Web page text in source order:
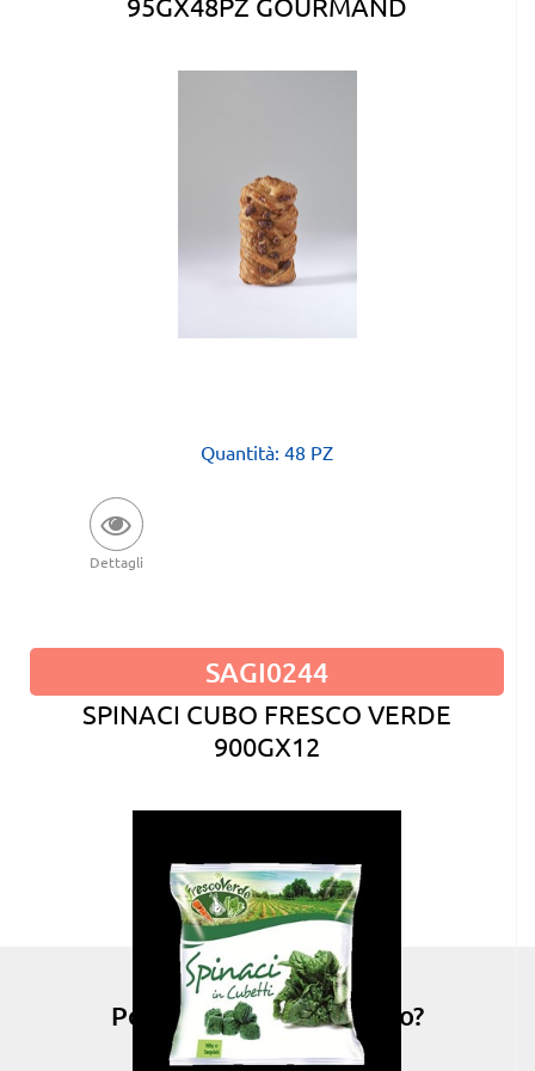
Quantità: 48 PZ
Dettagli
SAGI0244
SPINACI CUBO FRESCO VERDE
900GX12
Possiamo esserti di aiuto?